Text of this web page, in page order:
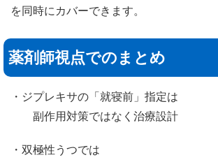
を同時にカバーできます。
薬剤師視点でのまとめ
・ジプレキサの「就寝前」指定は
副作用対策ではなく治療設計
・双極性うつでは